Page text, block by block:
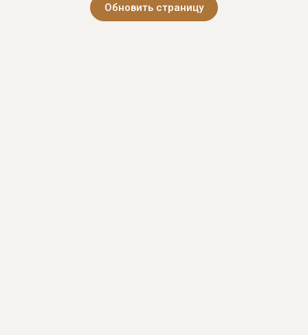
Обновить страницу